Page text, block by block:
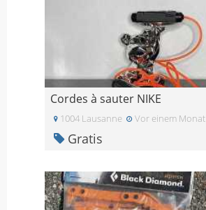
Cordes à sauter NIKE
1004 Lausanne Vor einem Monat
Gratis